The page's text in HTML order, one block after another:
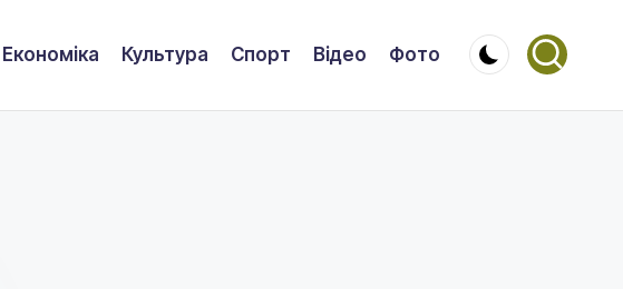
Економіка Культура Спорт Відео Фото